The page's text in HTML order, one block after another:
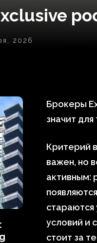
2026
Брокеры
значит
Критерий
важен, но
активным:
стараются
условий и
стоит за